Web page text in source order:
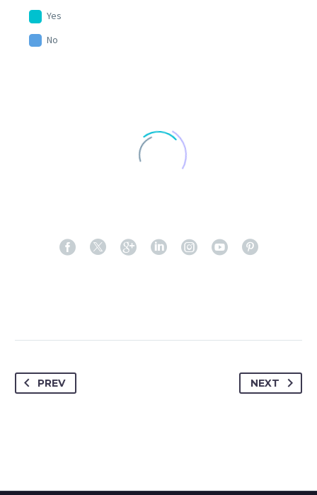
Yes
No
appearance of your website – with few clicks.
PREV NEXT